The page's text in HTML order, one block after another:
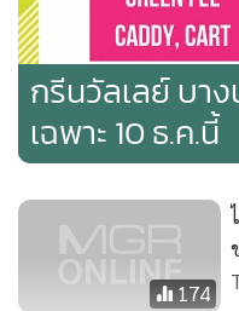
บวก ไม่ว่าจะเจอสถานการ
สามารถเปลี่ยนสถานการณ์
การสร้างสรรค์ผลงานทุกค
you must have the rain
มั่น ทุ่มเท ในผลงานภาพนี้ต้
ของ คิง เพาเวอร์ ในการส่
ยิ้มให้แก่นักท่องเที่ยวทั่วโ
กรีนวัลเลย์ บา
เฉพาะ 10 ธ.ค.นี้
174